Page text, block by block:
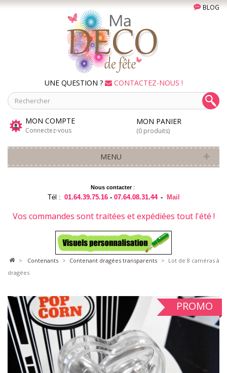
BLOG
UNE QUESTION ? CONTACTEZ-NOUS !
MON COMPTE
Connectez-vous
MON PANIER
(0 produits)
MENU
Nous contacter:
Tél : 01.64.39.75.16 -07.64.08.31.44 - Mail
Vos commandes sont traitées et expédiées tout l'été !
> contenants > contenant dragées transparents > Lot de 8 caméras à
dragées
PROMO